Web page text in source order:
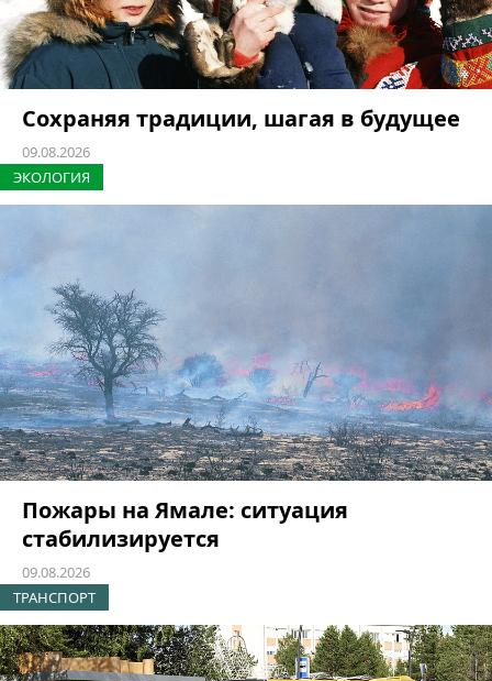
Сохраняя традиции, шагая в будущее
09.08.2026
ЭКОЛОГИЯ
Пожары на Ямале: ситуация
стабилизируется
09.08.2026
ТРАНСПОРТ